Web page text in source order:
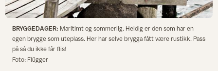
BRYGGEDAGER: Maritimt og sommerlig. Heldig er den som har en
egen brygge som uteplass. Her har selve brygga fått være rustikk. Pass
på så du ikke får flis!
Foto: Flügger